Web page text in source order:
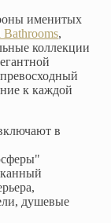
именитых
Bathrooms,
коллекции
к каждой
в
душевые